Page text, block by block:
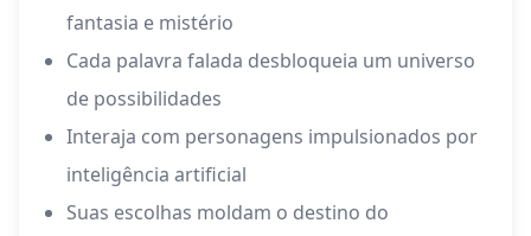
fantasia e mistério
Cada palavra falada desbloqueia um universo
de possibilidades
Interaja com personagens impulsionados por
inteligência artificial
Suas escolhas moldam o destino do